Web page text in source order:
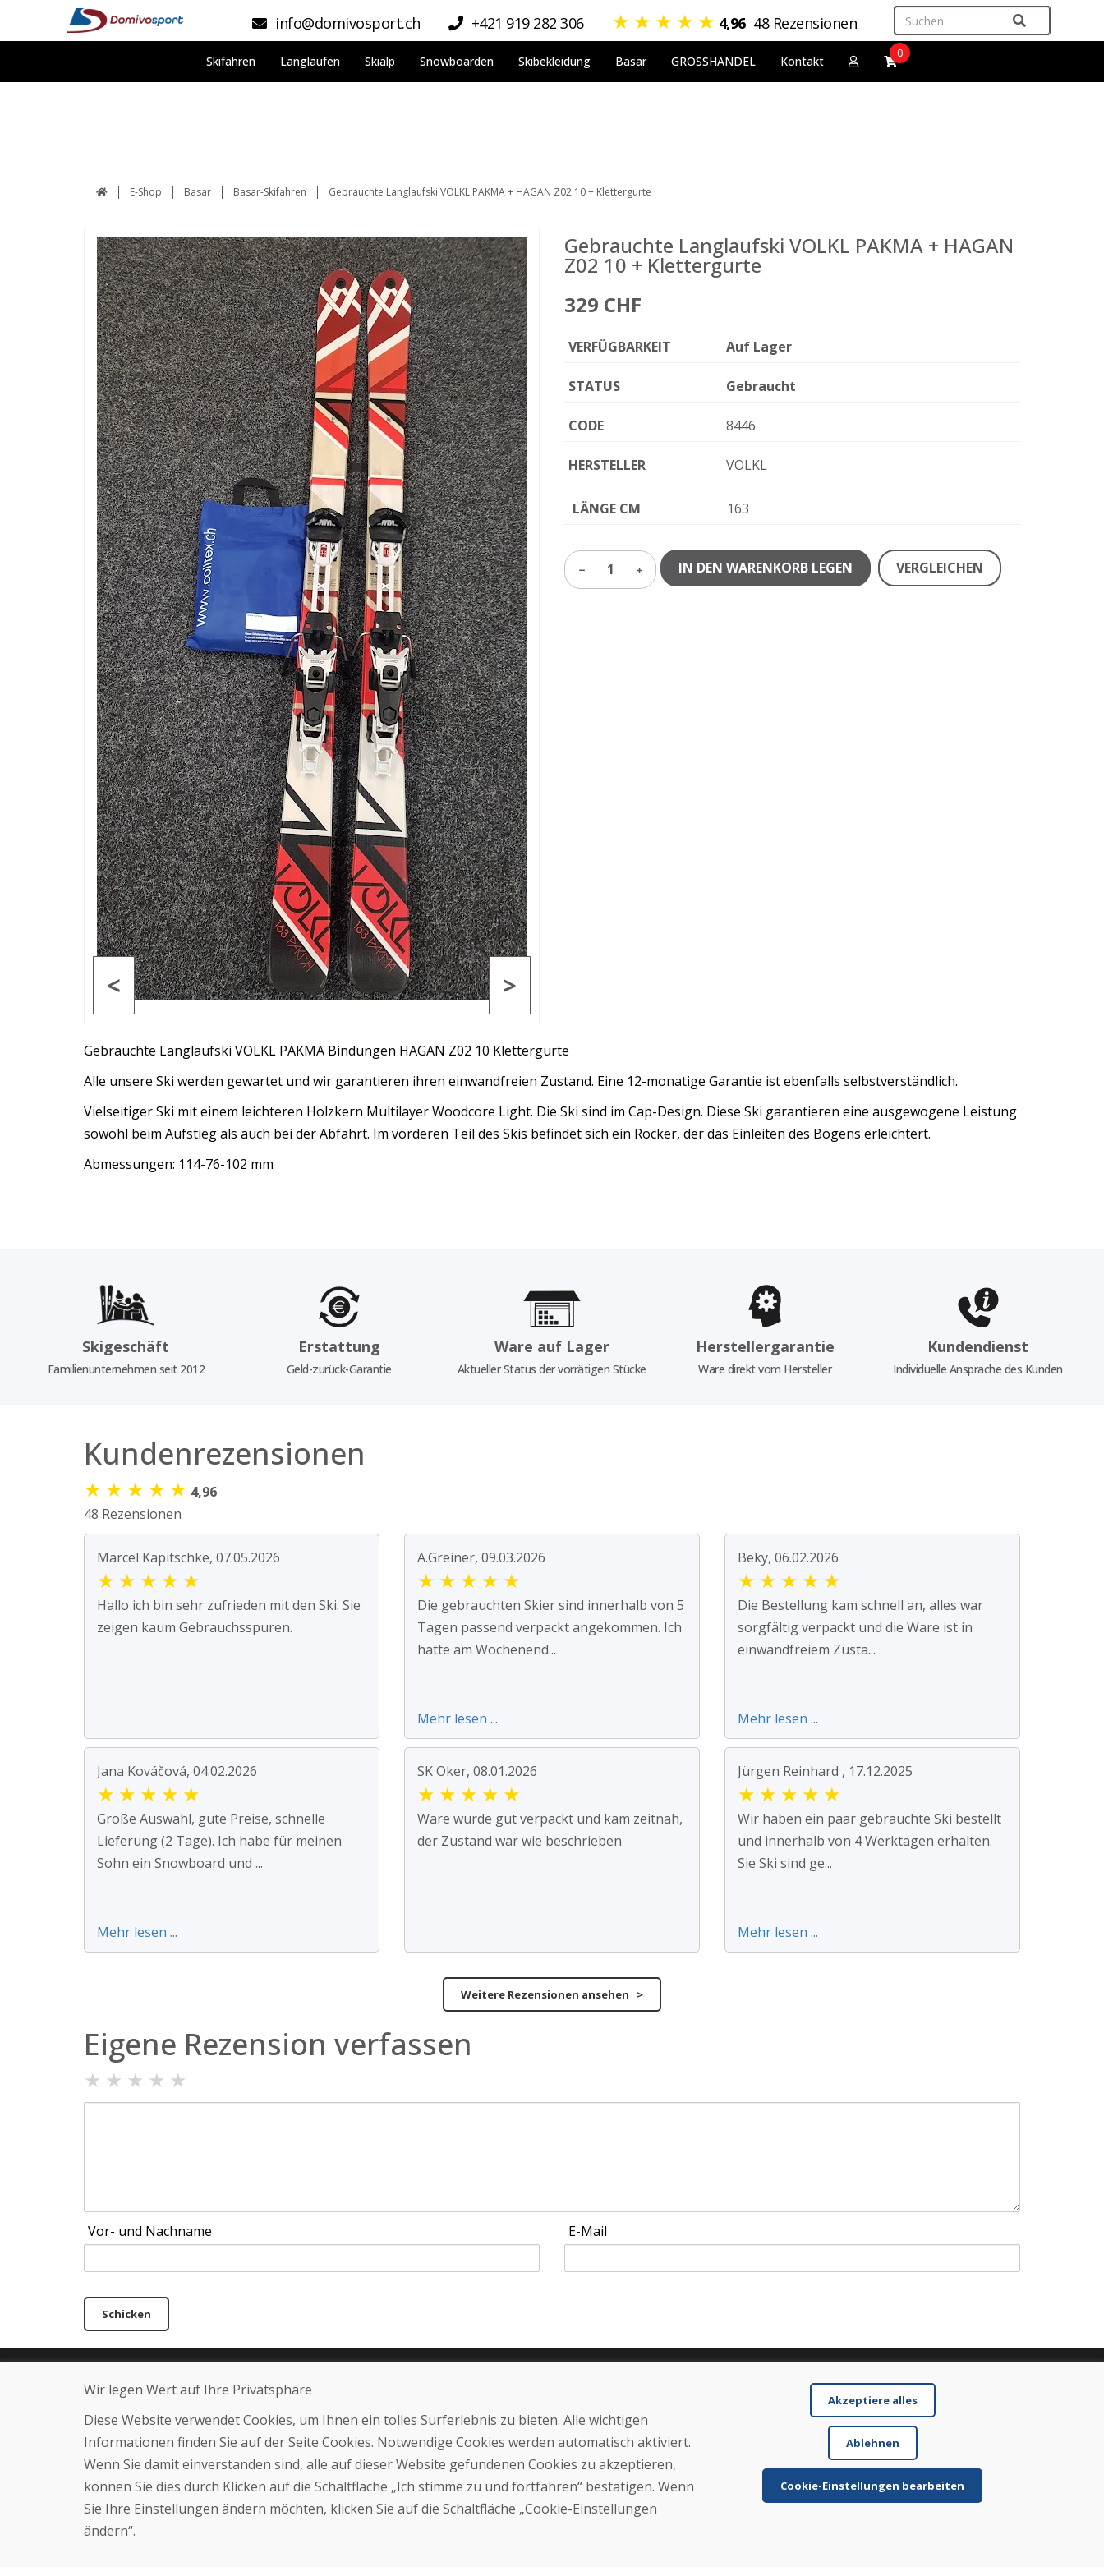
info@domivosport.ch +421 919 282 306 ★ ★ ★ ★ ★ 4,96 48 Rezensionen
Skifahren Langlaufen Skialp Snowboarden Skibekleidung Basar GROSSHANDEL Kontakt
0
E-Shop Basar Basar-Skifahren Gebrauchte Langlaufski VOLKL PAKMA + HAGAN Z02 10 + Klettergurte
>
<
Gebrauchte Langlaufski VOLKL PAKMA + HAGAN
Z02 10 + Klettergurte
329 CHF
VERFÜGBARKEIT Auf Lager
STATUS Gebraucht
CODE 8446
HERSTELLER VOLKL
LÄNGE CM 163
1 IN DEN WARENKORB LEGEN VERGLEICHEN
Gebrauchte Langlaufski VOLKL PAKMA Bindungen HAGAN Z02 10 Klettergurte
Alle unsere Ski werden gewartet und wir garantieren ihren einwandfreien Zustand. Eine 12-monatige Garantie ist ebenfalls selbstverständlich.
Vielseitiger Ski mit einem leichteren Holzkern Multilayer Woodcore Light. Die Ski sind im Cap-Design. Diese Ski garantieren eine ausgewogene Leistung
sowohl beim Aufstieg als auch bei der Abfahrt. Im vorderen Teil des Skis befindet sich ein Rocker, der das Einleiten des Bogens erleichtert.
Abmessungen: 114-76-102 mm
Skigeschäft
Familienunternehmen seit 2012
Erstattung
Geld-zurück-Garantie
Ware auf Lager
Aktueller Status der vorrätigen Stücke
Herstellergarantie
Ware direkt vom Hersteller
Kundendienst
Individuelle Ansprache des Kunden
Kundenrezensionen
★ ★ ★ ★ ★ 4,96
48 Rezensionen
Marcel Kapitschke, 07.05.2026
★ ★ ★ ★ ★
Hallo ich bin sehr zufrieden mit den Ski. Sie
zeigen kaum Gebrauchsspuren.
A.Greiner, 09.03.2026
★ ★ ★ ★ ★
Die gebrauchten Skier sind innerhalb von 5
Tagen passend verpackt angekommen. Ich
hatte am Wochenend...
Mehr lesen ...
Beky, 06.02.2026
★ ★ ★ ★ ★
Die Bestellung kam schnell an, alles war
sorgfältig verpackt und die Ware ist in
einwandfreiem Zusta...
Mehr lesen ...
Jana Kováčová, 04.02.2026
★ ★ ★ ★ ★
Große Auswahl, gute Preise, schnelle
Lieferung (2 Tage). Ich habe für meinen
Sohn ein Snowboard und ...
Mehr lesen ...
SK Oker, 08.01.2026
★ ★ ★ ★ ★
Ware wurde gut verpackt und kam zeitnah,
der Zustand war wie beschrieben
Jürgen Reinhard , 17.12.2025
★ ★ ★ ★ ★
Wir haben ein paar gebrauchte Ski bestellt
und innerhalb von 4 Werktagen erhalten.
Sie Ski sind ge...
Mehr lesen ...
Weitere Rezensionen ansehen >
Eigene Rezension verfassen
★ ★ ★ ★ ★
Vor- und Nachname E-Mail
Schicken
Helpline
info@domivosport.ch
Über uns
Über uns
Geschäft
Kontakt
Geschäftsbedingungen
Transport
Zahlung
Beschwerde
Rückgabe und Umtausch von
Waren
Wir legen Wert auf Ihre Privatsphäre
Diese Website verwendet Cookies, um Ihnen ein tolles Surferlebnis zu bieten. Alle wichtigen
Informationen finden Sie auf der Seite Cookies. Notwendige Cookies werden automatisch aktiviert.
Wenn Sie damit einverstanden sind, alle auf dieser Website gefundenen Cookies zu akzeptieren,
können Sie dies durch Klicken auf die Schaltfläche „Ich stimme zu und fortfahren“ bestätigen. Wenn
Sie Ihre Einstellungen ändern möchten, klicken Sie auf die Schaltfläche „Cookie-Einstellungen
ändern“.
Akzeptiere alles
Ablehnen
Cookie-Einstellungen bearbeiten